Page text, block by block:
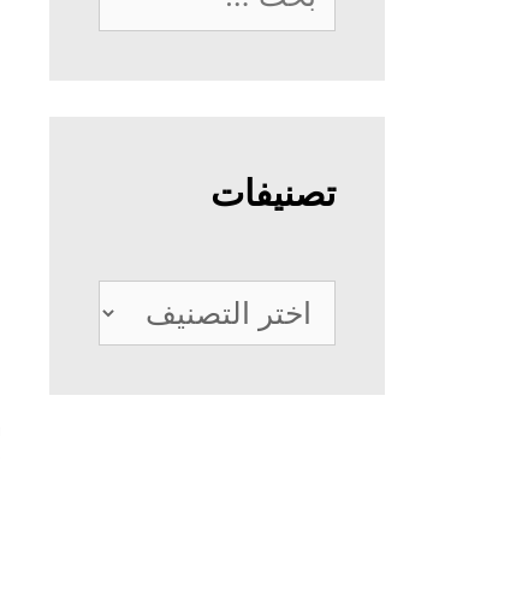
عن:
تصنيفات
تصنيفات